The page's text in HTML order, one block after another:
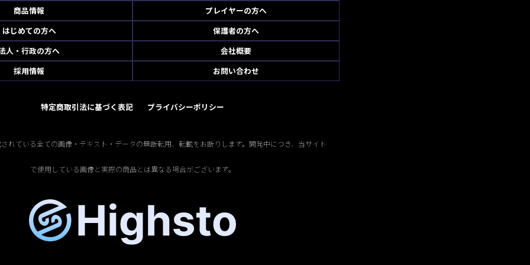
商品情報
プレイヤーの方へ
はじめての方へ
保護者の方へ
人・行政の方へ
会社概要
採用情報
お問い合わせ
特定商取引法に基づく表記 プライバシーポリシー
れている全ての画像・テキスト・データの無断転用、転載をお断りします。開発中につき、当サイト
で使用している画像と実際の商品とは異なる場合がございます。